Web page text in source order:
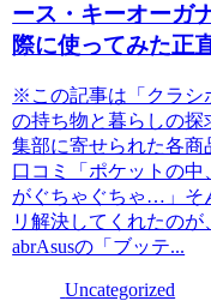
ース・キーオーガ
際に使ってみた正
※この記事は「クラシ
の持ち物と暮らしの探
集部に寄せられた各商
口コミ「ポケットの
がぐちゃぐちゃ…」そ
リ解決してくれたのが
abrAsusの「ブッテ...
Uncategorized